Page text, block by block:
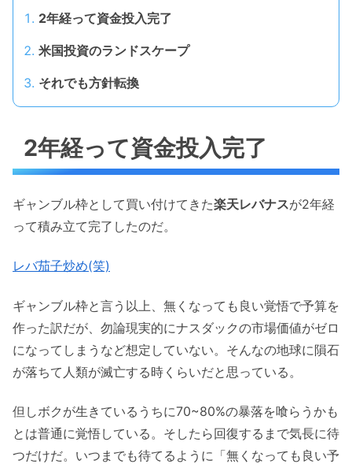
2年経って資金投入完了
米国投資のランドスケープ
それでも方針転換
2年経って資金投入完了
ギャンブル枠として買い付けてきた楽天レバナスが2年経
って積み立て完了したのだ。
レバ茄子炒め(笑)
ギャンブル枠と言う以上、無くなっても良い覚悟で予算を
作った訳だが、勿論現実的にナスダックの市場価値がゼロ
になってしまうなど想定していない。そんなの地球に隕石
が落ちて人類が滅亡する時くらいだと思っている。
但しボクが生きているうちに70~80%の暴落を喰らうかも
とは普通に覚悟している。そしたら回復するまで気長に待
つだけだ。いつまでも待てるように「無くなっても良い予